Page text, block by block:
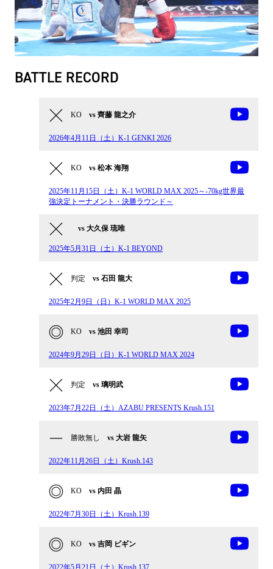
BATTLE RECORD
KO vs 齊藤 龍之介
2026年4月11日（土）K-1 GENKI 2026
KO vs 松本 海翔
2025年11月15日（土）K-1 WORLD MAX 2025～-70kg世界最
強決定トーナメント・決勝ラウンド～
vs 大久保 琉唯
2025年5月31日（土）K-1 BEYOND
判定 vs 石田 龍大
2025年2月9日（日）K-1 WORLD MAX 2025
KO vs 池田 幸司
2024年9月29日（日）K-1 WORLD MAX 2024
判定 vs 璃明武
2023年7月22日（土）AZABU PRESENTS Krush.151
勝敗無し vs 大岩 龍矢
2022年11月26日（土）Krush.143
KO vs 内田 晶
2022年7月30日（土）Krush.139
KO vs 吉岡 ビギン
2022年5月21日（土）Krush.137